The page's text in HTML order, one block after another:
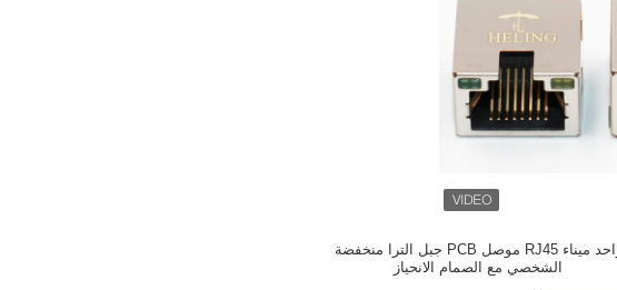
واحد ميناء RJ45 موصل PCB جبل الترا منخفضة
الشخصي مع الصمام الانحياز